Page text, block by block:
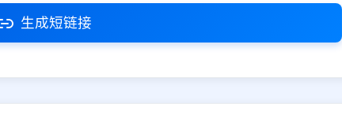
iOS Android PC 其他
生成短链接